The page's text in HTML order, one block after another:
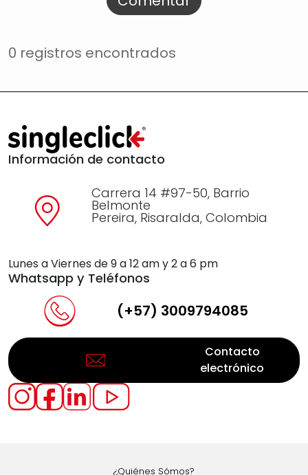
0 registros encontrados
Información de contacto
Carrera 14 #97-50, Barrio
Belmonte
Pereira, Risaralda, Colombia
Lunes a Viernes de 9 a 12 am y 2 a 6 pm
Whatsapp y Teléfonos
(+57) 3009794085
Contacto
electrónico
¿Quiénes Sómos?